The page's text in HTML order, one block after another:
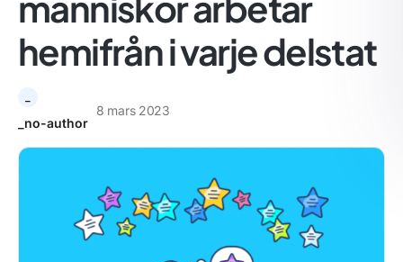
hemifrån i varje delstat
_no-author
8 mars 2023